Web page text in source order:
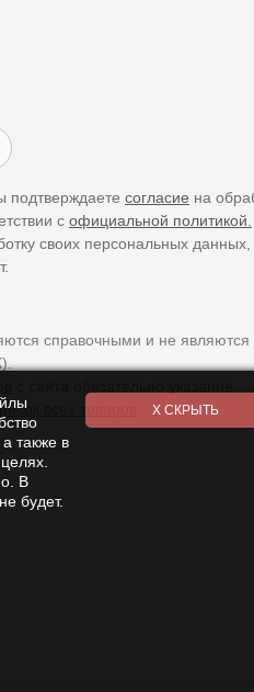
подтверждаете согласие на
с официальной политикой.
своих персональных
и не являются
всех товаров
также в
В
будет.